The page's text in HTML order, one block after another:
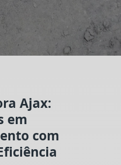
Ajax:
em
com